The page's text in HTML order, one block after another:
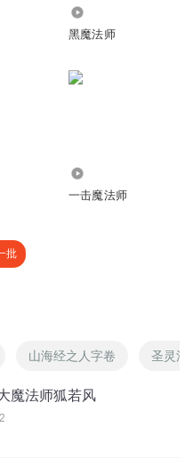
黑魔法师
一击魔法师
批
山海经之人字卷 圣灵法
魔法师狐若风